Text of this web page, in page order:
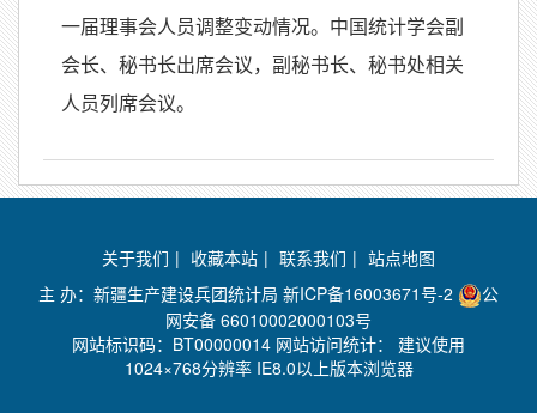
一届理事会人员调整变动情况。中国统计学会副
会长、秘书长出席会议，副秘书长、秘书处相关
人员列席会议。
关于我们 | 收藏本站 | 联系我们 | 站点地图
主 办：新疆生产建设兵团统计局 新ICP备16003671号-2
公
网安备 66010002000103号
网站标识码：BT00000014 网站访问统计： 建议使用
1024×768分辨率 IE8.0以上版本浏览器